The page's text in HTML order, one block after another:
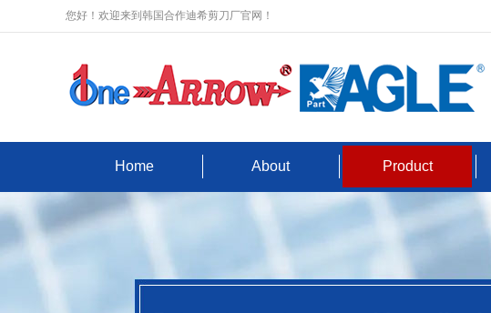
您好！欢迎来到韩国合作迪希剪刀厂官网！
Home About Product